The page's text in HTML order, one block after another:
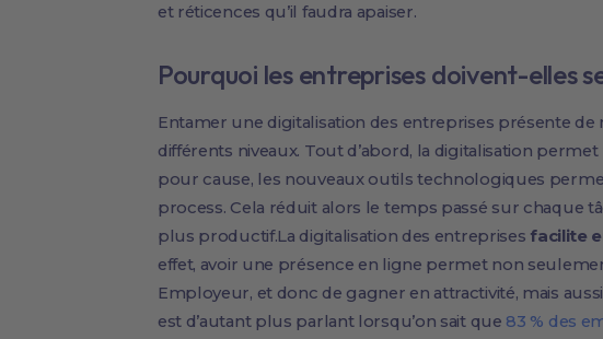
et réticences qu’il faudra apaiser.
Pourquoi les entreprises doivent-elles
Entamer une digitalisation des entreprises présente de
différents niveaux. Tout d’abord, la digitalisation permet
pour cause, les nouveaux outils technologiques
process. Cela réduit alors le temps passé sur chaque
plus productif.La digitalisation des entreprises facilite
effet, avoir une présence en ligne permet non
Employeur, et donc de gagner en attractivité, mais
est d’autant plus parlant lorsqu’on sait que 83 % des